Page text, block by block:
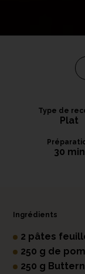
Type de
Plat
30 min
Ingrédients
2 pâtes
250 g de
250 g